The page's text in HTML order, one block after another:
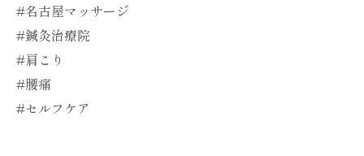
#名古屋マッサージ
#鍼灸治療院
#肩こり
#腰痛
#セルフケア